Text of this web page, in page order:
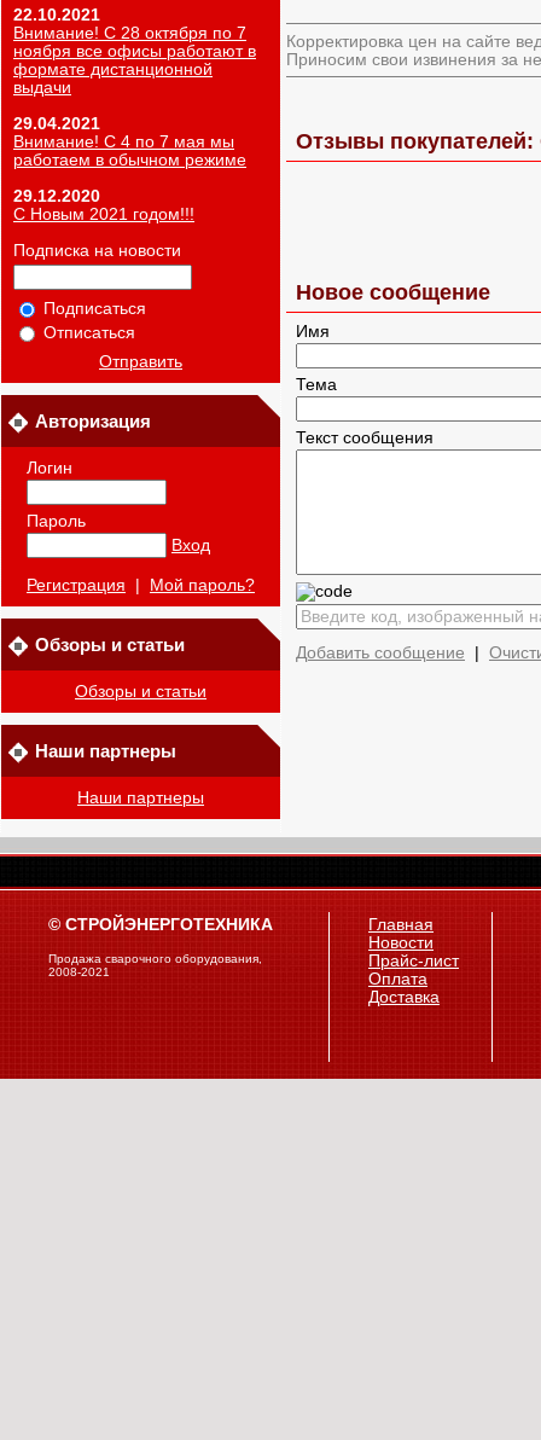
22.10.2021
Внимание! С 28 октября по 7
ноября все офисы работают в
формате дистанционной
выдачи
29.04.2021
Внимание! С 4 по 7 мая мы
работаем в обычном режиме
29.12.2020
С Новым 2021 годом!!!
Подписка на новости
Подписаться
Отписаться
Отправить
Авторизация
Логин
Пароль
Вход
Регистрация Мой пароль?
Обзоры и статьи
Обзоры и статьи
Наши партнеры
Наши партнеры
Корректировка цен на сайте
Приносим свои извинения за
Отзывы
Новое сообщение
Имя
Тема
Текст сообщения
Добавить сообщение
© СТРОЙЭНЕРГОТЕХНИКА
Продажа сварочного оборудования,
2008-2021
Главная
Новости
Прайс-лист
Оплата
Доставка